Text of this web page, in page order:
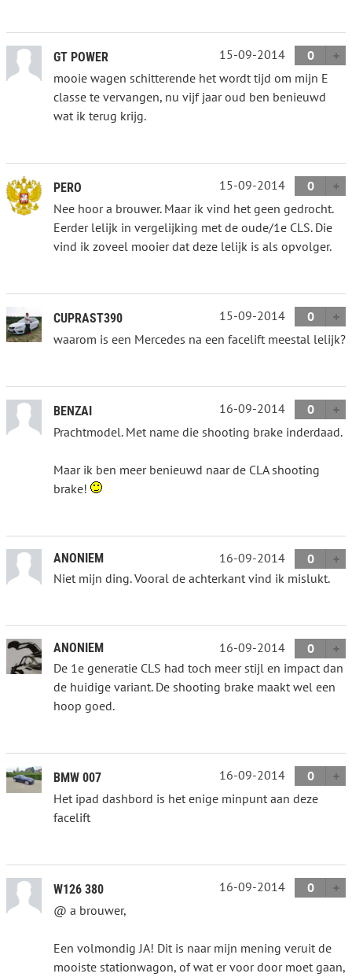
GT POWER 15-09-2014
0
mooie wagen schitterende het wordt tijd om mijn E
classe te vervangen, nu vijf jaar oud ben benieuwd
wat ik terug krijg.
PERO 15-09-2014
0
Nee hoor a brouwer. Maar ik vind het geen gedrocht.
Eerder lelijk in vergelijking met de oude/1e CLS. Die
vind ik zoveel mooier dat deze lelijk is als opvolger.
CUPRAST390 15-09-2014
0
waarom is een Mercedes na een facelift meestal lelijk?
BENZAI 16-09-2014
0
Prachtmodel. Met name die shooting brake inderdaad.
Maar ik ben meer benieuwd naar de CLA shooting
brake!
ANONIEM 16-09-2014
0
Niet mijn ding. Vooral de achterkant vind ik mislukt.
ANONIEM 16-09-2014
0
De 1e generatie CLS had toch meer stijl en impact dan
de huidige variant. De shooting brake maakt wel een
hoop goed.
BMW 007 16-09-2014
0
Het ipad dashbord is het enige minpunt aan deze
facelift
W126 380 16-09-2014
0
@ a brouwer,
Een volmondig JA! Dit is naar mijn mening veruit de
mooiste stationwagon, of wat er voor door moet gaan,